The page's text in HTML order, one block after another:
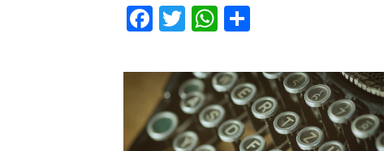
Facebook
TwitterWhatsApp